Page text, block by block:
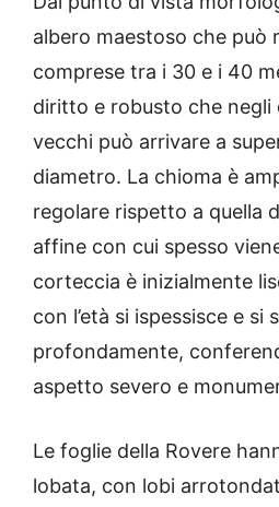
albero maestoso che può
comprese tra i 30 e i 40
diritto e robusto che negli
vecchi può arrivare a
diametro. La chioma è
regolare rispetto a quella
affine con cui spesso
corteccia è inizialmente
con l’età si ispessisce e si
profondamente,
aspetto severo e
Le foglie della Rovere
lobata, con lobi